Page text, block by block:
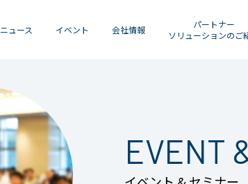
ニュース イベント 会社情報
パートナー
ソリューションのご
EVENT